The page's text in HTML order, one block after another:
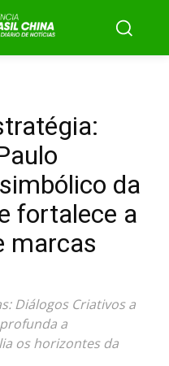
da
fortalece a
marcas
Diálogos Criativos a
a
os horizontes da